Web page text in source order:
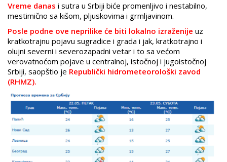
Vreme danas i sutra u Srbiji biće promenljivo i nestabilno,
mestimično sa kišom, pljuskovima i grmljavinom.
Posle podne ove neprilike će biti lokalno izraženije uz
kratkotrajnu pojavu sugradice i grada i jak, kratkotrajno i
olujni severni i severozapadni vetar i to sa većom
verovatnoćom pojave u centralnoj, istočnoj i jugoistočnoj
Srbiji, saopštio je Republički hidrometeorološki zavod
(RHMZ).